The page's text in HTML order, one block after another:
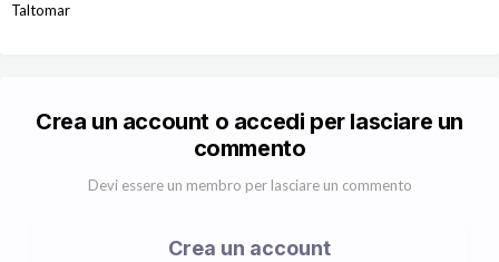
Taltomar
Crea un account o accedi per lasciare un
commento
Devi essere un membro per lasciare un commento
Crea un account